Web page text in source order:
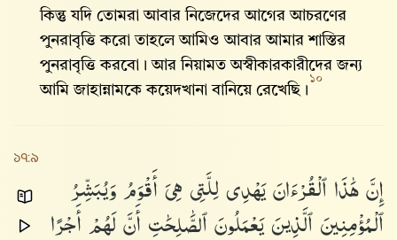
কিন্তু যদি তোমরা আবার নিজেদের আগের আচরণের
পুনরাবৃত্তি করো তাহলে আমিও আবার আমার শাস্তির
পুনরাবৃত্তি করবো। আর নিয়ামত অস্বীকারকারীদের জন্য
আমি জাহান্নামকে কয়েদখানা বানিয়ে রেখেছি।
১০
১৭:৯
إِنَّهَٰذَاٱلْقُرْءَانَيَهْدِىلِلَّتِىهِىَأَقْوَمُوَيُبَشِّرُ
ٱلْمُؤْمِنِينَٱلَّذِينَيَعْمَلُونَٱلصَّٰلِحَٰتِأَنَّلَهُمْأَجْرًا